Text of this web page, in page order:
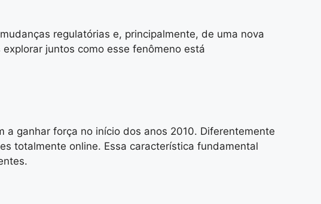
regulatórias e, principalmente, de uma nova
juntos como esse fenômeno está
ganhar força no início dos anos 2010. Diferentemente
totalmente online. Essa característica fundamental